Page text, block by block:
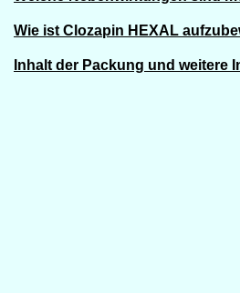
Wie ist Clozapin HEXAL
Inhalt der Packung und weitere